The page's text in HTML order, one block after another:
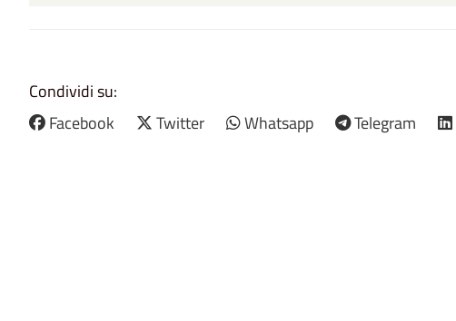
Condividi su:
Facebook
Twitter Whatsapp Telegram